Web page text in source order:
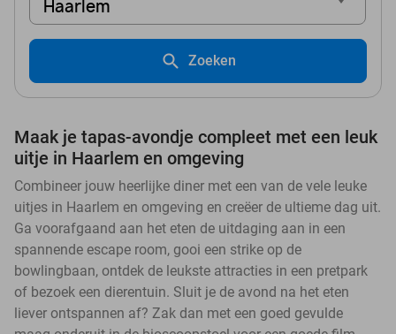
Haarlem
Zoeken
Maak je tapas-avondje compleet met een leuk
uitje in Haarlem en omgeving
Combineer jouw heerlijke diner met een van de vele leuke
uitjes in Haarlem en omgeving en creëer de ultieme dag uit.
Ga voorafgaand aan het eten de uitdaging aan in een
spannende escape room, gooi een strike op de
bowlingbaan, ontdek de leukste attracties in een pretpark
of bezoek een dierentuin. Sluit je de avond na het eten
liever ontspannen af? Zak dan met een goed gevulde